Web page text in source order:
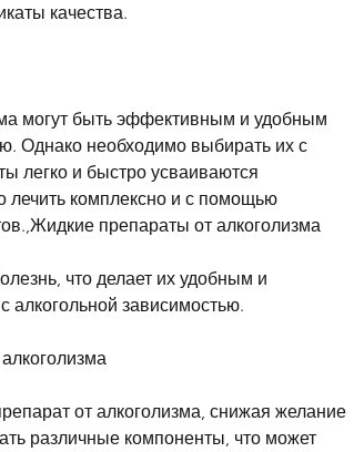
качества.
могут быть эффективным и удобным
Однако необходимо выбирать их с
легко и быстро усваиваются
лечить комплексно и с помощью
препараты от алкоголизма
что делает их удобным и
зависимостью.
от алкоголизма, снижая желание
различные компоненты, что может